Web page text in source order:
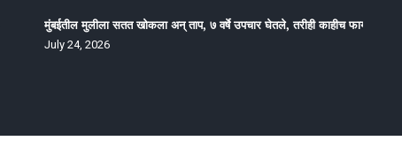
मुंबईतील मुलीला सतत खोकला अन् ताप, ७ वर्षे उपचार घेतले, तरीही काहीच फायदा
July 24, 2026